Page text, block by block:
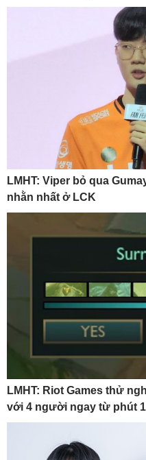
LMHT: Viper bỏ qua
nhằn nhất ở LCK
LMHT: Riot Games thử
với 4 người ngay từ phút